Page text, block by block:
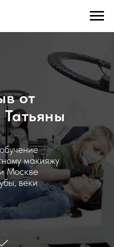
от
макияжу
Москве
веки